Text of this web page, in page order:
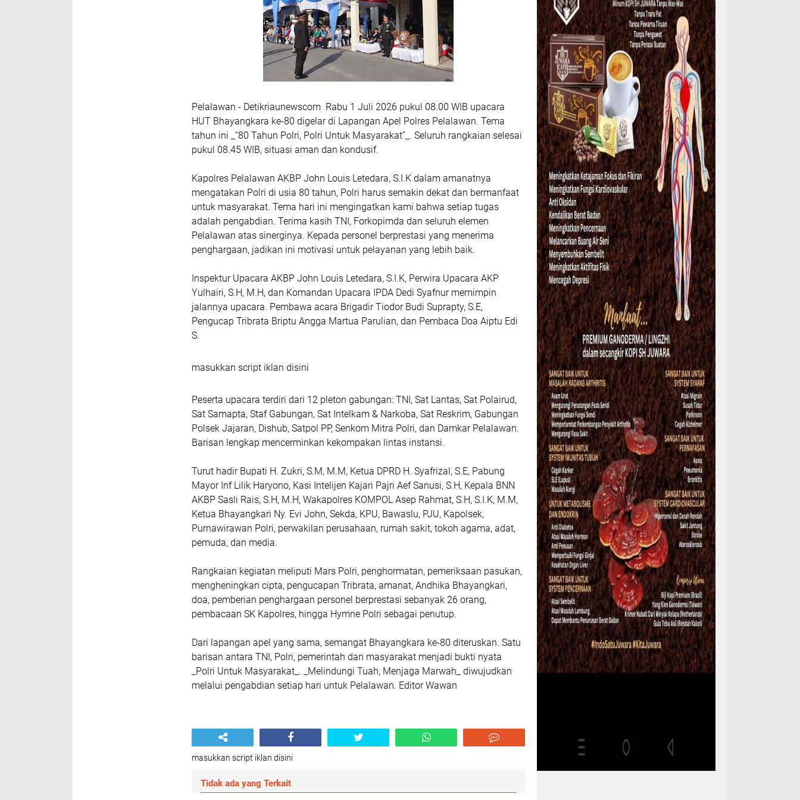
Pelalawan - Detikriaunewscom Rabu 1 Juli 2026 pukul 08.00 WIB upacara
HUT Bhayangkara ke-80 digelar di Lapangan Apel Polres Pelalawan. Tema
tahun ini _“80 Tahun Polri, Polri Untuk Masyarakat”_. Seluruh rangkaian selesai
pukul 08.45 WIB, situasi aman dan kondusif.
Kapolres Pelalawan AKBP John Louis Letedara, S.I.K dalam amanatnya
mengatakan Polri di usia 80 tahun, Polri harus semakin dekat dan bermanfaat
untuk masyarakat. Tema hari ini mengingatkan kami bahwa setiap tugas
adalah pengabdian. Terima kasih TNI, Forkopimda dan seluruh elemen
Pelalawan atas sinerginya. Kepada personel berprestasi yang menerima
penghargaan, jadikan ini motivasi untuk pelayanan yang lebih baik.
Inspektur Upacara AKBP John Louis Letedara, S.I.K, Perwira Upacara AKP
Yulhairi, S.H, M.H, dan Komandan Upacara IPDA Dedi Syafnur memimpin
jalannya upacara. Pembawa acara Brigadir Tiodor Budi Suprapty, S.E,
Pengucap Tribrata Briptu Angga Martua Parulian, dan Pembaca Doa Aiptu Edi
S.
masukkan script iklan disini
Peserta upacara terdiri dari 12 pleton gabungan: TNI, Sat Lantas, Sat Polairud,
Sat Samapta, Staf Gabungan, Sat Intelkam & Narkoba, Sat Reskrim, Gabungan
Polsek Jajaran, Dishub, Satpol PP, Senkom Mitra Polri, dan Damkar Pelalawan.
Barisan lengkap mencerminkan kekompakan lintas instansi.
Turut hadir Bupati H. Zukri, S.M, M.M, Ketua DPRD H. Syafrizal, S.E, Pabung
Mayor Inf Lilik Haryono, Kasi Intelijen Kajari Pajri Aef Sanusi, S.H, Kepala BNN
AKBP Sasli Rais, S.H, M.H, Wakapolres KOMPOL Asep Rahmat, S.H, S.I.K, M.M,
Ketua Bhayangkari Ny. Evi John, Sekda, KPU, Bawaslu, PJU, Kapolsek,
Purnawirawan Polri, perwakilan perusahaan, rumah sakit, tokoh agama, adat,
pemuda, dan media.
Rangkaian kegiatan meliputi Mars Polri, penghormatan, pemeriksaan pasukan,
mengheningkan cipta, pengucapan Tribrata, amanat, Andhika Bhayangkari,
doa, pemberian penghargaan personel berprestasi sebanyak 26 orang,
pembacaan SK Kapolres, hingga Hymne Polri sebagai penutup.
Dari lapangan apel yang sama, semangat Bhayangkara ke-80 diteruskan. Satu
barisan antara TNI, Polri, pemerintah dan masyarakat menjadi bukti nyata
_Polri Untuk Masyarakat_. _Melindungi Tuah, Menjaga Marwah_ diwujudkan
melalui pengabdian setiap hari untuk Pelalawan. Editor Wawan
masukkan script iklan disini
Tidak ada yang Terkait